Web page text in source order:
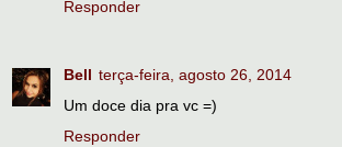
Responder
Bell terça-feira, agosto 26, 2014
Um doce dia pra vc =)
Responder